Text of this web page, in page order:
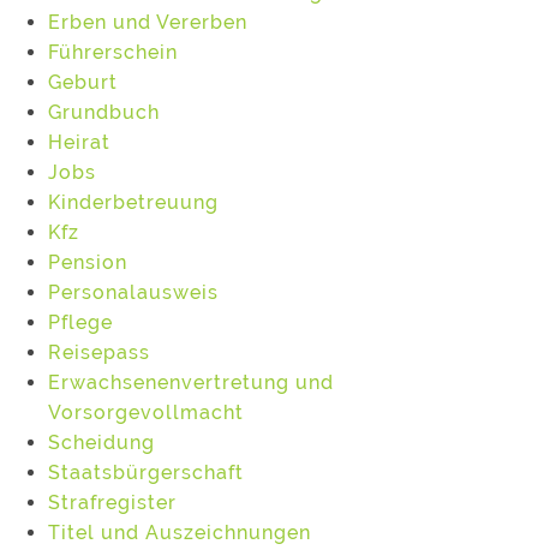
Erben und Vererben
Führerschein
Geburt
Grundbuch
Heirat
Jobs
Kinderbetreuung
Kfz
Pension
Personalausweis
Pflege
Reisepass
Erwachsenenvertretung und
Vorsorgevollmacht
Scheidung
Staatsbürgerschaft
Strafregister
Titel und Auszeichnungen